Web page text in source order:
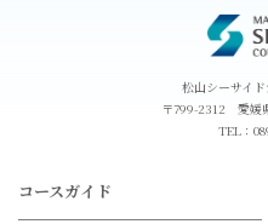
松山シーサイ
〒799-2312 愛媛
TEL：
コースガイド